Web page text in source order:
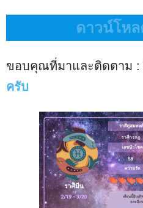
ดาวน์โห
ขอบคุณที่มาและติดตาม :
ครับ